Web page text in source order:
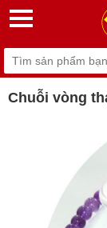
Chuỗi vòng